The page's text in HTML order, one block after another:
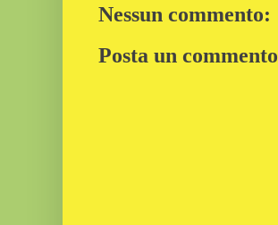
Nessun commento:
Posta un commento